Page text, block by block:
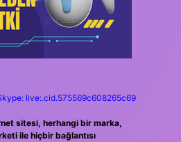
live:.cid.575569c608265c69
sitesi, herhangi bir marka,
ile hiçbir bağlantısı